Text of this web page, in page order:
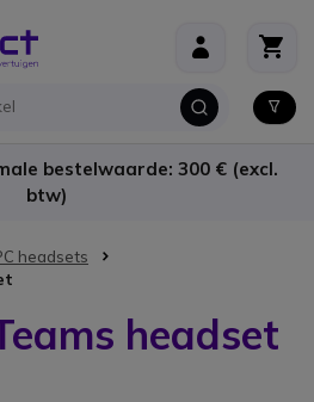
bestelwaarde: 300 € (excl.
btw)
headsets
headset